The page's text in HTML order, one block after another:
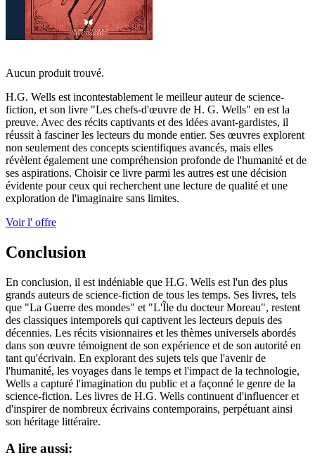
Aucun produit trouvé.
H.G. Wells est incontestablement le meilleur auteur de science-
fiction, et son livre "Les chefs-d'œuvre de H. G. Wells" en est la
preuve. Avec des récits captivants et des idées avant-gardistes, il
réussit à fasciner les lecteurs du monde entier. Ses œuvres explorent
non seulement des concepts scientifiques avancés, mais elles
révèlent également une compréhension profonde de l'humanité et de
ses aspirations. Choisir ce livre parmi les autres est une décision
évidente pour ceux qui recherchent une lecture de qualité et une
exploration de l'imaginaire sans limites.
Voir l' offre
Conclusion
En conclusion, il est indéniable que H.G. Wells est l'un des plus
grands auteurs de science-fiction de tous les temps. Ses livres, tels
que "La Guerre des mondes" et "L'Île du docteur Moreau", restent
des classiques intemporels qui captivent les lecteurs depuis des
décennies. Les récits visionnaires et les thèmes universels abordés
dans son œuvre témoignent de son expérience et de son autorité en
tant qu'écrivain. En explorant des sujets tels que l'avenir de
l'humanité, les voyages dans le temps et l'impact de la technologie,
Wells a capturé l'imagination du public et a façonné le genre de la
science-fiction. Les livres de H.G. Wells continuent d'influencer et
d'inspirer de nombreux écrivains contemporains, perpétuant ainsi
son héritage littéraire.
A lire aussi: